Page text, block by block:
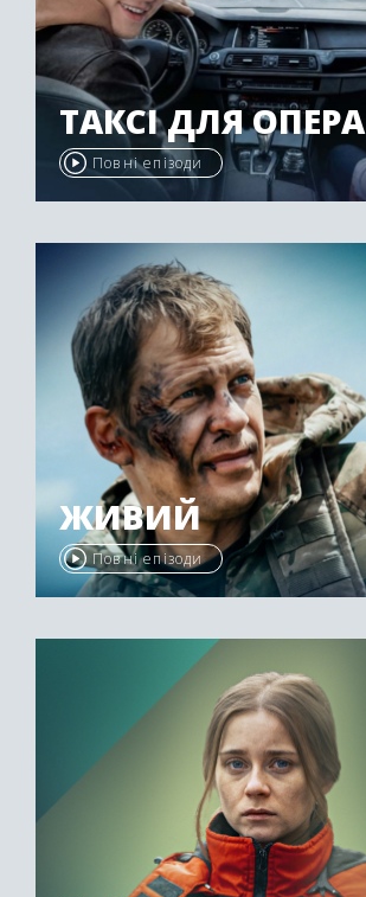
ТАКСІ ДЛЯ ОПЕРА
Повні епізоди
ЖИВИЙ
Повні епізоди